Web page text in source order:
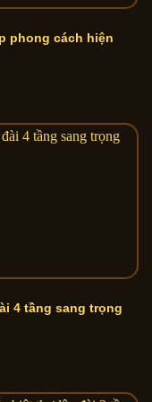
phong cách hiện
4 tầng sang trọng